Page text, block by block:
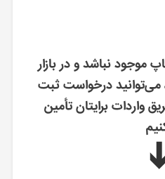
موجود نباشد و در بازار
درخواست ثبت
واردات برایتان تأمین